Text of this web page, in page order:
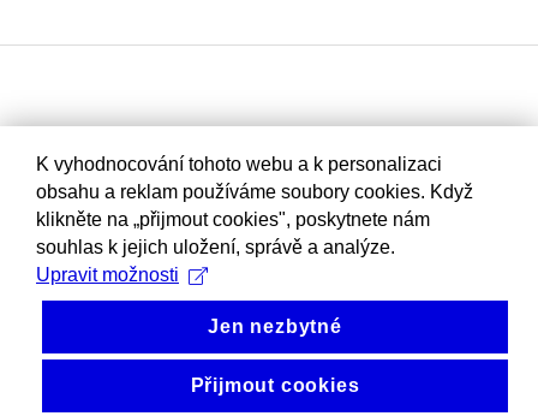
K vyhodnocování tohoto webu a k personalizaci
obsahu a reklam používáme soubory cookies. Když
klikněte na „přijmout cookies", poskytnete nám
souhlas k jejich uložení, správě a analýze.
Upravit možnosti
Jen nezbytné
Přijmout cookies